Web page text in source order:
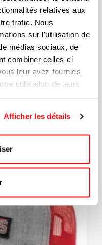
relatives aux
trafic. Nous
sur l'utilisation de
médias sociaux, de
combiner celles-ci
leur avez fournies
utilisation de leurs
Afficher les détails
De 8 Cm